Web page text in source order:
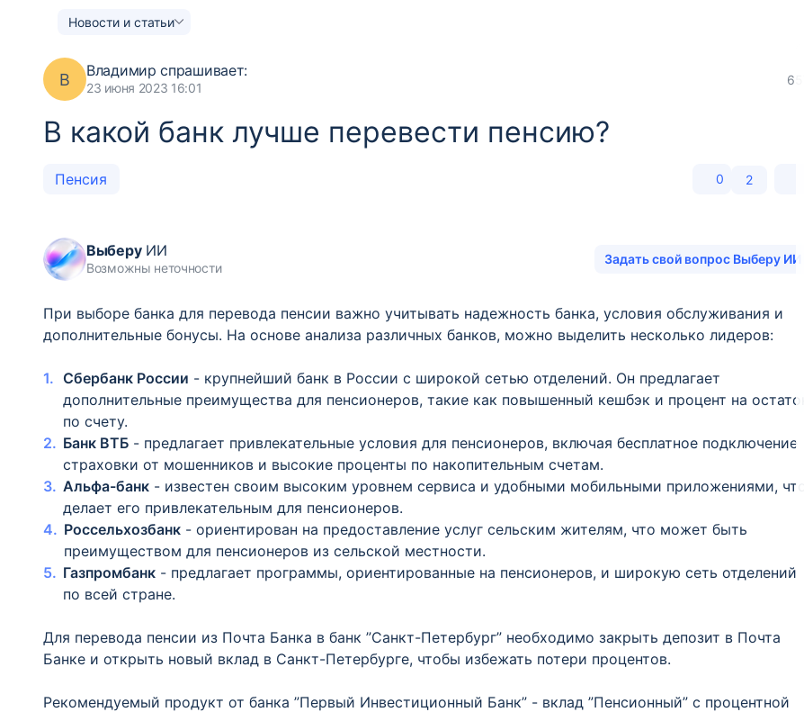
Новости и статьи
В Владимир спрашивает:
23 июня 2023 16:01
657
В какой банк лучше перевести пенсию?
Пенсия 0 2
ВыберуИИ
Возможны неточности
Задать свой вопрос Выберу ИИ
При выборе банка для перевода пенсии важно учитывать надежность банка, условия обслуживания и
дополнительные бонусы. На основе анализа различных банков, можно выделить несколько лидеров:
Сбербанк России - крупнейший банк в России с широкой сетью отделений. Он предлагает
дополнительные преимущества для пенсионеров, такие как повышенный кешбэк и процент на остаток
по счету.
Банк ВТБ - предлагает привлекательные условия для пенсионеров, включая бесплатное подключение
страховки от мошенников и высокие проценты по накопительным счетам.
Альфа-банк - известен своим высоким уровнем сервиса и удобными мобильными приложениями, что
делает его привлекательным для пенсионеров.
Россельхозбанк - ориентирован на предоставление услуг сельским жителям, что может быть
преимуществом для пенсионеров из сельской местности.
Газпромбанк - предлагает программы, ориентированные на пенсионеров, и широкую сеть отделений
по всей стране.
Для перевода пенсии из Почта Банка в банк ”Санкт-Петербург” необходимо закрыть депозит в Почта
Банке и открыть новый вклад в Санкт-Петербурге, чтобы избежать потери процентов.
Рекомендуемый продукт от банка ”Первый Инвестиционный Банк” - вклад ”Пенсионный” с процентной